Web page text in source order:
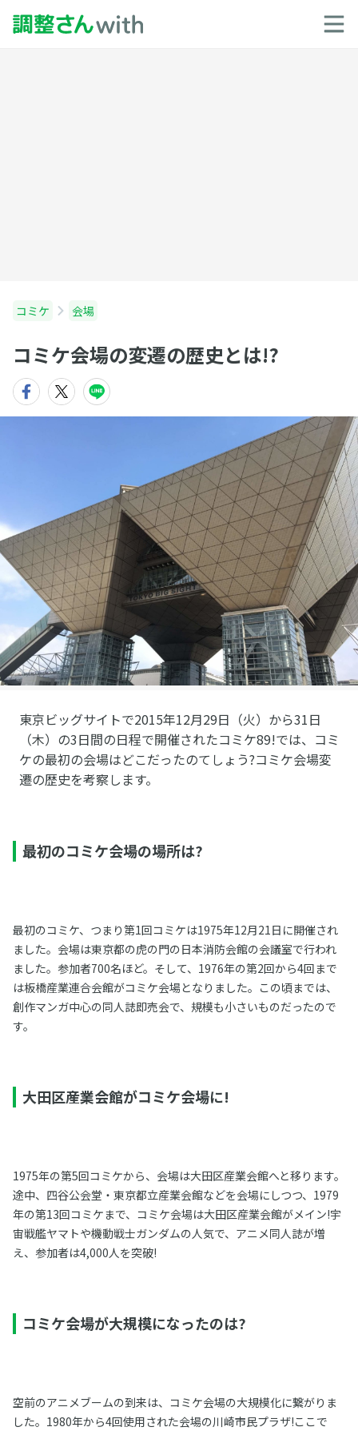
コミケ 会場
コミケ会場の変遷の歴史とは!?
東京ビッグサイトで2015年12月29日（火）から31日
（木）の3日間の日程で開催されたコミケ89!では、コミ
ケの最初の会場はどこだったのてしょう?コミケ会場変
遷の歴史を考察します。
最初のコミケ会場の場所は?
最初のコミケ、つまり第1回コミケは1975年12月21日に開催され
ました。会場は東京都の虎の門の日本消防会館の会議室で行われ
ました。参加者700名ほど。そして、1976年の第2回から4回まで
は板橋産業連合会館がコミケ会場となりました。この頃までは、
創作マンガ中心の同人誌即売会で、規模も小さいものだったので
す。
大田区産業会館がコミケ会場に!
1975年の第5回コミケから、会場は大田区産業会館へと移ります。
途中、四谷公会堂・東京都立産業会館などを会場にしつつ、1979
年の第13回コミケまで、コミケ会場は大田区産業会館がメイン!宇
宙戦艦ヤマトや機動戦士ガンダムの人気で、アニメ同人誌が増
え、参加者は4,000人を突破!
コミケ会場が大規模になったのは?
空前のアニメブームの到来は、コミケ会場の大規模化に繋がりま
した。1980年から4回使用された会場の川崎市民プラザ!ここで